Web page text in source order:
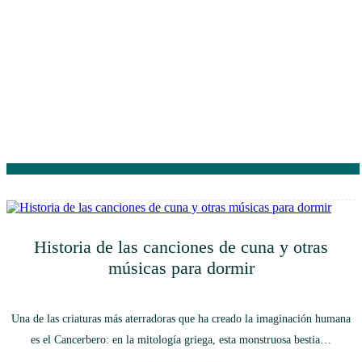
Historia de las canciones de cuna y otras
músicas para dormir
Una de las criaturas más aterradoras que ha creado la imaginación humana
es el Cancerbero: en la mitología griega, esta monstruosa bestia…